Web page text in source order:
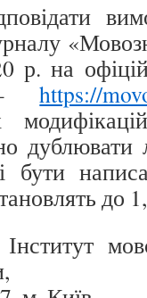
на
—https://
бути
до
Інститут